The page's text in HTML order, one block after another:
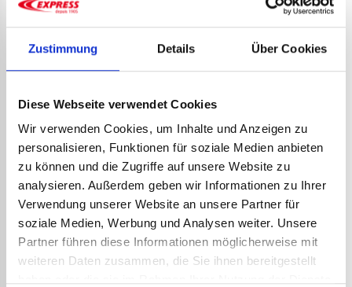
Zustimmung Details Über Cookies
Diese Webseite verwendet Cookies
Wir verwenden Cookies, um Inhalte und Anzeigen zu
personalisieren, Funktionen für soziale Medien anbieten
zu können und die Zugriffe auf unsere Website zu
analysieren. Außerdem geben wir Informationen zu Ihrer
Verwendung unserer Website an unsere Partner für
soziale Medien, Werbung und Analysen weiter. Unsere
Partner führen diese Informationen möglicherweise mit
weiteren Daten zusammen, die Sie ihnen bereitgestellt